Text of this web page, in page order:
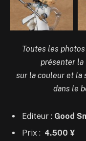
Toutes les
présenter la
sur la couleur et la
dans le
Editeur : Good
Prix : 4.500 ¥